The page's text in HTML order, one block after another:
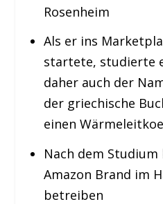
Rosenheim
Als er ins
startete, studierte
daher auch der
der griechische
einen
Nach dem Studium
Amazon Brand im
betreiben